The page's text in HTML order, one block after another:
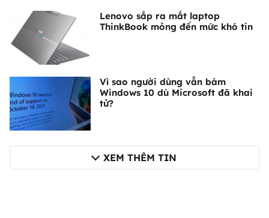
Lenovo sắp ra mắt laptop
ThinkBook mỏng đến mức khó tin
Vì sao người dùng vẫn bám
Windows 10 dù Microsoft đã khai
tử?
XEM THÊM TIN